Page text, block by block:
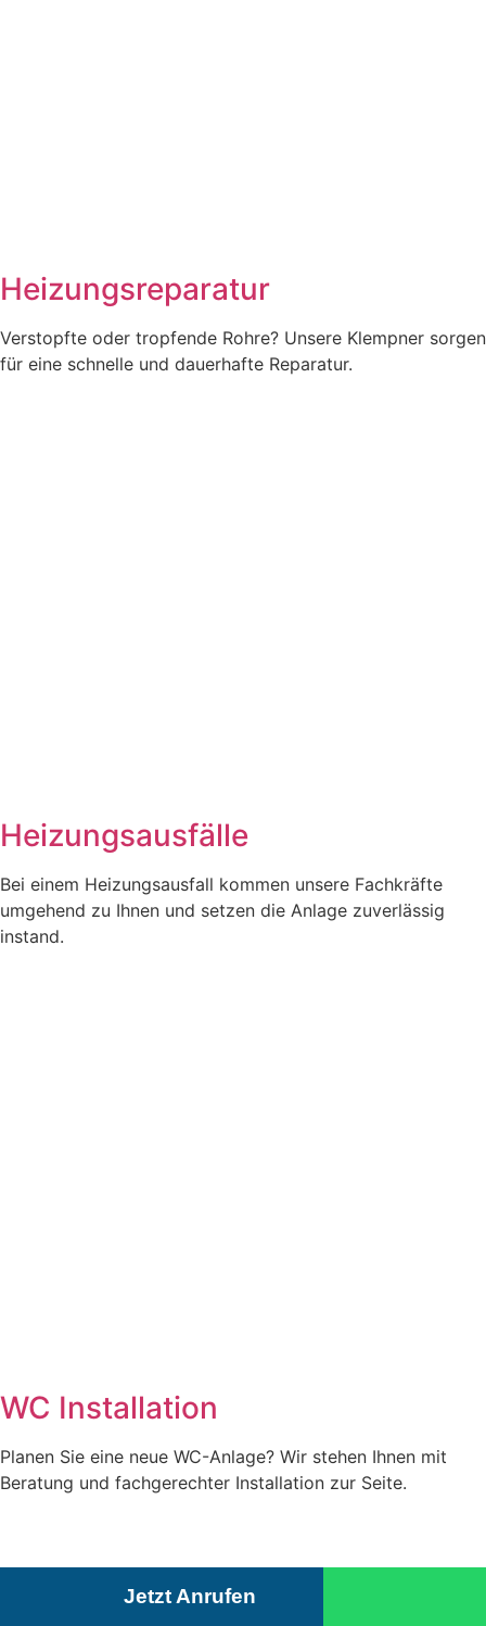
Heizungsreparatur
Verstopfte oder tropfende Rohre? Unsere Klempner sorgen
für eine schnelle und dauerhafte Reparatur.
Heizungsausfälle
Bei einem Heizungsausfall kommen unsere Fachkräfte
umgehend zu Ihnen und setzen die Anlage zuverlässig
instand.
WC Installation
Planen Sie eine neue WC-Anlage? Wir stehen Ihnen mit
Beratung und fachgerechter Installation zur Seite.
Jetzt Anrufen